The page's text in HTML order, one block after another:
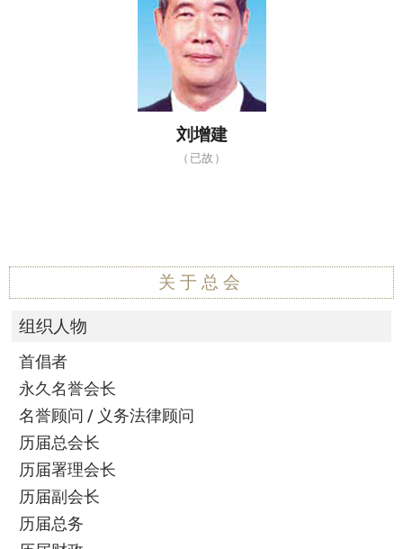
刘增建
（已故）
关于总会
组织人物
首倡者
永久名誉会长
名誉顾问 / 义务法律顾问
历届总会长
历届署理会长
历届副会长
历届总务